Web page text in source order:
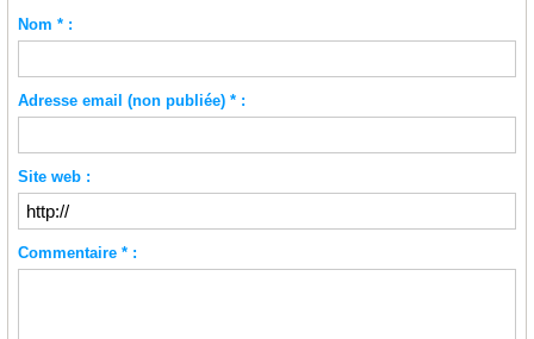
Nom * :
Adresse email (non publiée) * :
Site web :
Commentaire * :